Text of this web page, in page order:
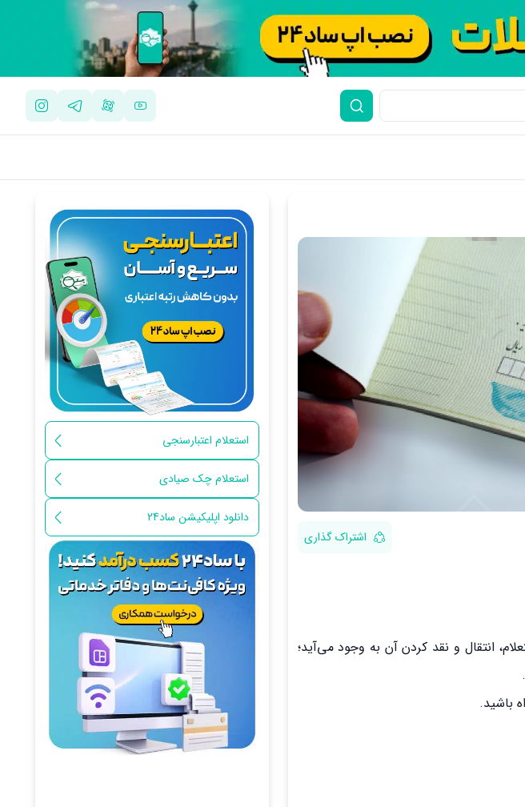
اشتراک گذاری
انتقال و نقد کردن آن به وجود می‌آید؛
باشید.
استعلام اعتبارسنجی
استعلام چک صیادی
دانلود اپلیکیشن ساد24